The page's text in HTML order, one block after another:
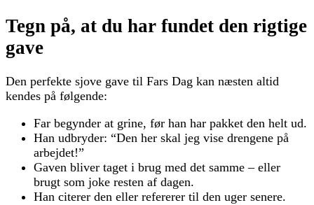
Tegn på, at du har fundet den rigtige
gave
Den perfekte sjove gave til Fars Dag kan næsten altid
kendes på følgende:
Far begynder at grine, før han har pakket den helt ud.
Han udbryder: “Den her skal jeg vise drengene på
arbejdet!”
Gaven bliver taget i brug med det samme – eller
brugt som joke resten af dagen.
Han citerer den eller refererer til den uger senere.